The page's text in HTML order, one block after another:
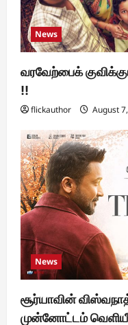
News
வரவேற்பைக்
!!
flickauthor August
News
சூர்யாவின்
முன்னோட்டம்